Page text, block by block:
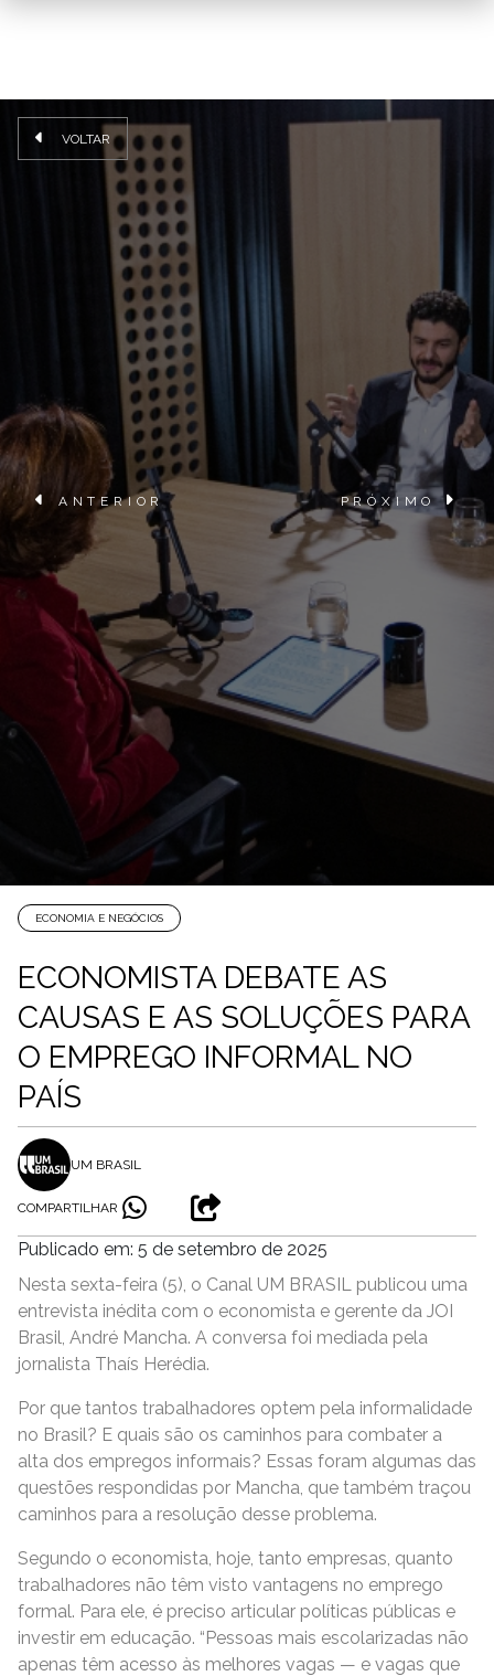
VOLTAR
ANTERIOR PRÓXIMO
ECONOMIA E NEGÓCIOS
ECONOMISTA DEBATE AS
CAUSAS E AS SOLUÇÕES PARA
O EMPREGO INFORMAL NO
PAÍS
COMPARTILHAR
UM BRASIL
Publicado em: 5 de setembro de 2025
Nesta sexta-feira (5), o Canal UM BRASIL publicou uma
entrevista inédita com o economista e gerente da JOI
Brasil, André Mancha. A conversa foi mediada pela
jornalista Thaís Herédia.
Por que tantos trabalhadores optem pela informalidade
no Brasil? E quais são os caminhos para combater a
alta dos empregos informais? Essas foram algumas das
questões respondidas por Mancha, que também traçou
caminhos para a resolução desse problema.
Segundo o economista, hoje, tanto empresas, quanto
trabalhadores não têm visto vantagens no emprego
formal. Para ele, é preciso articular políticas públicas e
investir em educação. “Pessoas mais escolarizadas não
apenas têm acesso às melhores vagas — e vagas que